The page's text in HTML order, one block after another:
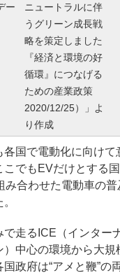
ー
ニュートラルに伴
うグリーン成長戦
略を策定しました
『経済と環境の好
循環』につなげる
ための産業政策
2020/12/25）」よ
り作成
国で電動化に向けて
こでもEVだけとする
み合わせた電動車の
走るICE（インター
）中心の環境から大
国政府は“アメと鞭”の